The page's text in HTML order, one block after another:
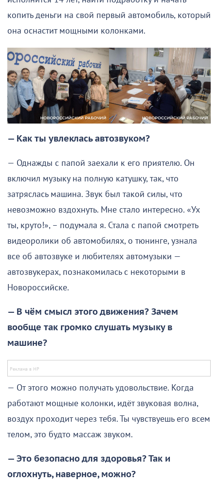
копить деньги на свой первый автомобиль, который
она оснастит мощными колонками.
— Как ты увлеклась автозвуком?
— Однажды с папой заехали к его приятелю. Он
включил музыку на полную катушку, так, что
затряслась машина. Звук был такой силы, что
невозможно вздохнуть. Мне стало интересно. «Ух
ты, круто!», – подумала я. Стала с папой смотреть
видеоролики об автомобилях, о тюнинге, узнала
все об автозвуке и любителях автомузыки —
автозвукерах, познакомилась с некоторыми в
Новороссийске.
— В чём смысл этого движения? Зачем
вообще так громко слушать музыку в
машине?
— От этого можно получать удовольствие. Когда
работают мощные колонки, идёт звуковая волна,
воздух проходит через тебя. Ты чувствуешь его всем
телом, это будто массаж звуком.
— Это безопасно для здоровья? Так и
оглохнуть, наверное, можно?